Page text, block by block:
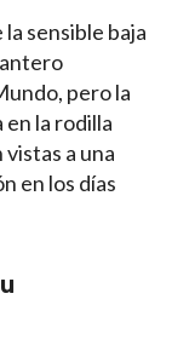
sensible baja
pero la
la rodilla
a una
en los días